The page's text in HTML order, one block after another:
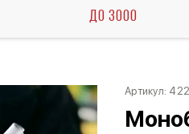
ДО 3000
Артикул: